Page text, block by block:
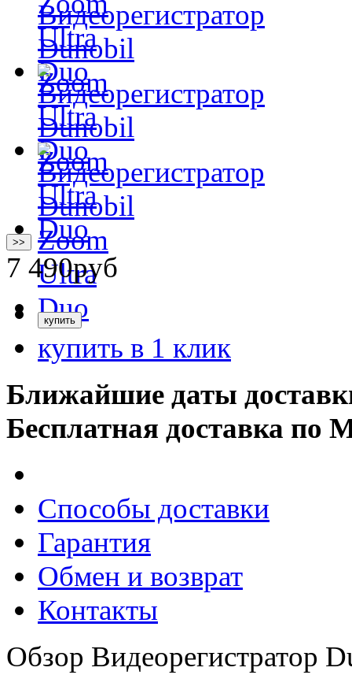
>>
7 490руб
купить в 1 клик
Ближайшие даты
Бесплатная доставка по
Способы доставки
Гарантия
Обмен и возврат
Контакты
Обзор Видеорегистратор